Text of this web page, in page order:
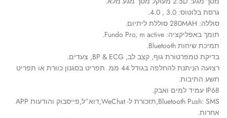
גרסת בלוטוס: 3.0 , 4.0.
סוללה: 280MAH סוללת ליתיום.
תומך באפליקציה: Fundo Pro, m active.
תמיכת שיחות Bluetooth.
בדיקת טמפרטורת גוף, קצב לב, BP & ECG, צעדים.
רצועה הניתנת להחלפה בגודל 44 ממ. תפריט בסגנון כוורת או תפריט
תשע התיבות.
IP68 עמיד למים ואבק.
Bluetooth Push: SMS,תזכורת ל- WeChat,דוא”ל,פייסבוק והודעות APP
אחרות.